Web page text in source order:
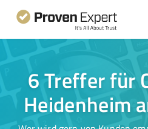
6 Treffer für
Heidenheim